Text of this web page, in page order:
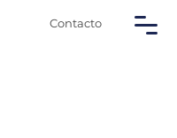
Contacto